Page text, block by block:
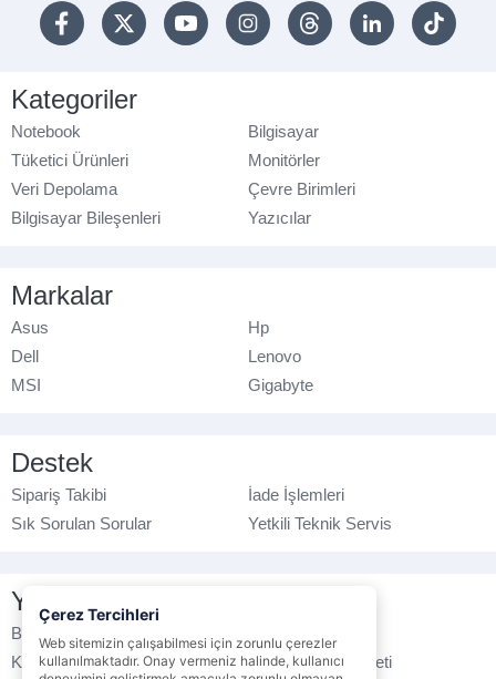
Kategoriler
Notebook
Bilgisayar
Tüketici Ürünleri
Monitörler
Veri Depolama
Çevre Birimleri
Bilgisayar Bileşenleri
Yazıcılar
Markalar
Asus
Hp
Dell
Lenovo
MSI
Gigabyte
Destek
Sipariş Takibi
İade İşlemleri
Sık Sorulan Sorular
Yetkili Teknik Servis
Yasal Bilgilendirme
Banka Hesap No
Kullanım Koşulları
Ticari Elektronik İleti
Çerez Tercihleri
Web sitemizin çalışabilmesi için zorunlu çerezler
kullanılmaktadır. Onay vermeniz halinde, kullanıcı